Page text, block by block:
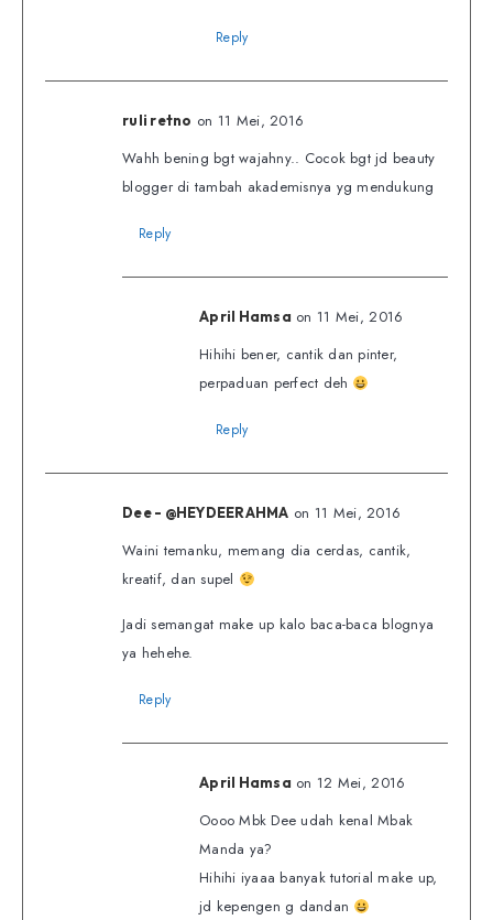
Reply
ruli retno on 11 Mei, 2016
Wahh bening bgt wajahny.. Cocok bgt jd beauty
blogger di tambah akademisnya yg mendukung
Reply
April Hamsa on 11 Mei, 2016
Hihihi bener, cantik dan pinter,
perpaduan perfect deh
Reply
Dee - @HEYDEERAHMA on 11 Mei, 2016
Waini temanku, memang dia cerdas, cantik,
kreatif, dan supel
Jadi semangat make up kalo baca-baca blognya
ya hehehe.
Reply
April Hamsa on 12 Mei, 2016
Oooo Mbk Dee udah kenal Mbak
Manda ya?
Hihihi iyaaa banyak tutorial make up,
jd kepengen g dandan